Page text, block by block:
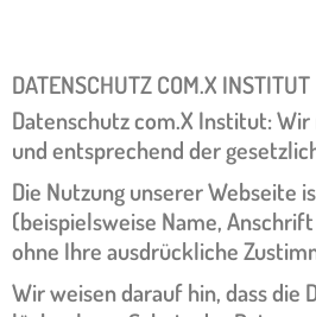
DATENSCHUTZ COM.X INSTITUT
Datenschutz com.X Institut:
und entsprechend der
Die Nutzung unserer Webseite
(beispielsweise Name,
ohne Ihre ausdrückliche
Wir weisen darauf hin, dass